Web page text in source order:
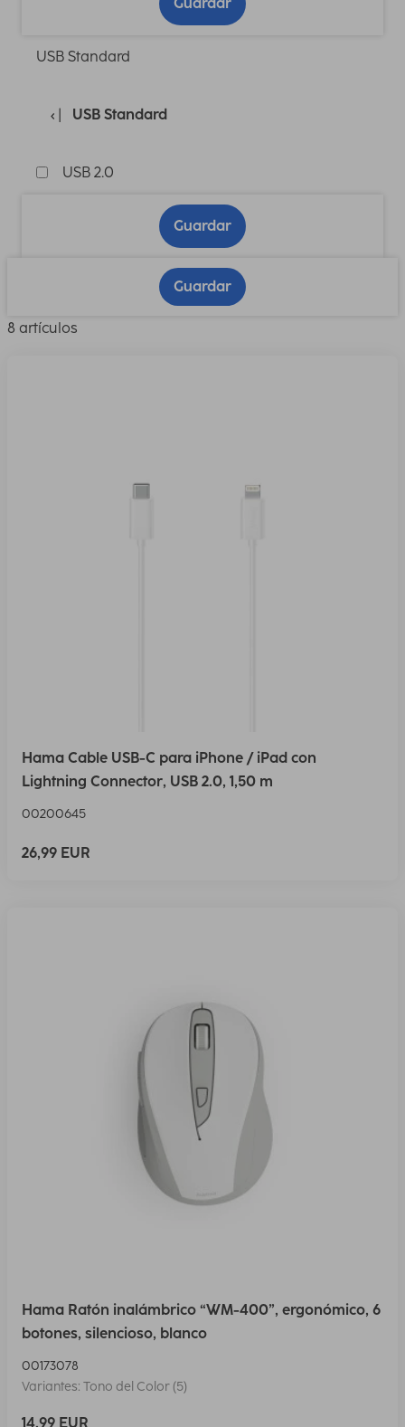
USB Standard
USB Standard
USB 2.0
Guardar
Guardar
8 artículos
Hama Cable USB-C para iPhone / iPad con
Lightning Connector, USB 2.0, 1,50 m
00200645
26,99 EUR
Hama Ratón inalámbrico “WM-400”, ergonómico, 6
botones, silencioso, blanco
00173078
Variantes: Tono del Color (5)
14,99 EUR